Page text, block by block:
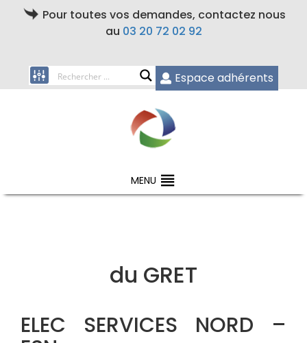
Pour toutes vos demandes, contactez nous
au 03 20 72 02 92
Espace adhérents
MENU
du GRET
ELEC SERVICES NORD –